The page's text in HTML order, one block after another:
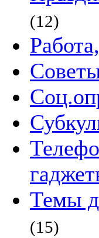
(12)
Темы
(15)